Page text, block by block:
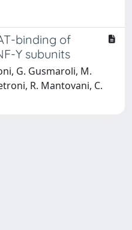
binding of
Y subunits
G. Gusmaroli, M.
R. Mantovani, C.